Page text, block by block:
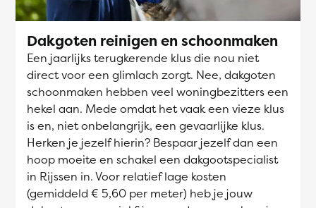
Dakgoten reinigen en schoonmaken
Een jaarlijks terugkerende klus die nou niet
direct voor een glimlach zorgt. Nee, dakgoten
schoonmaken hebben veel woningbezitters een
hekel aan. Mede omdat het vaak een vieze klus
is en, niet onbelangrijk, een gevaarlijke klus.
Herken je jezelf hierin? Bespaar jezelf dan een
hoop moeite en schakel een dakgootspecialist
in Rijssen in. Voor relatief lage kosten
(gemiddeld € 5,60 per meter) heb je jouw